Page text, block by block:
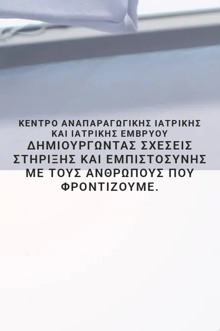
ΚΈΝΤΡΟ ΑΝΑΠΑΡΑΓΩΓΙΚΉΣ ΙΑΤΡΙΚΉΣ
ΚΑΙ ΙΑΤΡΙΚΉΣ ΕΜΒΡΎΟΥ
ΔΗΜΙΟΥΡΓΩΝΤΑΣ ΣΧΕΣΕΙΣ
ΣΤΗΡΙΞΗΣ ΚΑΙ ΕΜΠΙΣΤΟΣΥΝΗΣ
ΜΕ ΤΟΥΣ ΑΝΘΡΩΠΟΥΣ ΠΟΥ
ΦΡΟΝΤΙΖΟΥΜΕ.